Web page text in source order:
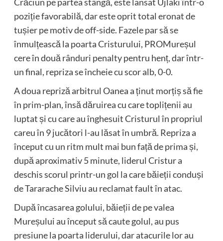
poziție favorabilă, dar este oprit total eronat de
tușier pe motiv de off-side. Fazele par să se
înmulțească la poarta Cristurului, PROMureșul
cere în două rânduri penalty pentru henț, dar într-
un final, repriza se încheie cu scor alb, 0-0.
A doua repriză arbitrul Oanea a ținut morțiș să fie
în prim-plan, însă dăruirea cu care toplițenii au
luptat și cu care au înghesuit Cristurul în propriul
careu în 9 jucători l-au lăsat în umbră. Repriza a
început cu un ritm mult mai bun față de prima și,
după aproximativ 5 minute, liderul Cristur a
deschis scorul printr-un gol la care băieții conduși
de Tararache Silviu au reclamat fault în atac.
După încasarea golului, băieții de pe valea
Mureșului au început să caute golul, au pus
presiune la poarta liderului, dar atacurile lor au